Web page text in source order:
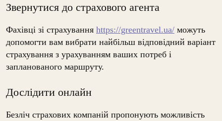
Звернутися до страхового агента
Фахівці зі страхування https://greentravel.ua/ можуть
допомогти вам вибрати найбільш відповідний варіант
страхування з урахуванням ваших потреб і
запланованого маршруту.
Дослідити онлайн
Безліч страхових компаній пропонують можливість